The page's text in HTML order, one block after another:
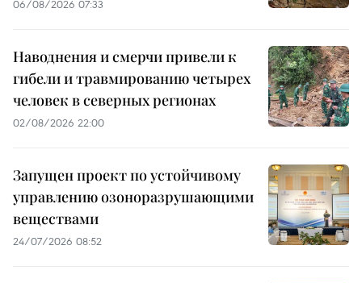
06/08/2026 07:33
Наводнения и смерчи привели к
гибели и травмированию четырех
человек в северных регионах
02/08/2026 22:00
Запущен проект по устойчивому
управлению озоноразрушающими
веществами
24/07/2026 08:52